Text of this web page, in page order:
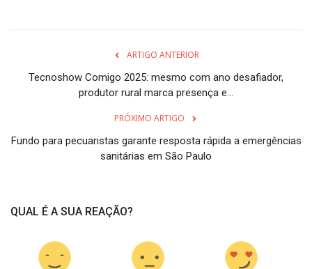
ARTIGO ANTERIOR
Tecnoshow Comigo 2025: mesmo com ano desafiador,
produtor rural marca presença e...
PRÓXIMO ARTIGO
Fundo para pecuaristas garante resposta rápida a emergências
sanitárias em São Paulo
QUAL É A SUA REAÇÃO?